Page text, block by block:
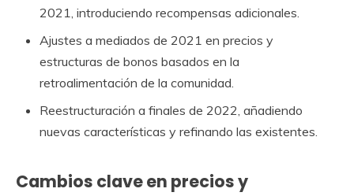
2021, introduciendo recompensas adicionales.
Ajustes a mediados de 2021 en precios y
estructuras de bonos basados en la
retroalimentación de la comunidad.
Reestructuración a finales de 2022, añadiendo
nuevas características y refinando las existentes.
Cambios clave en precios y